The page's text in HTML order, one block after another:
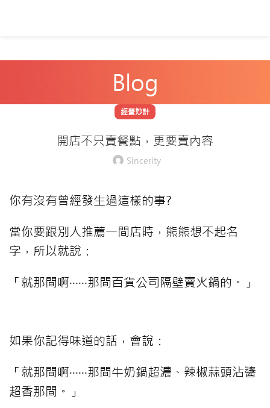
Blog
經營妙計
開店不只賣餐點，更要賣內容
Sincerity
你有沒有曾經發生過這樣的事?
當你要跟別人推薦一間店時，熊熊想不起名
字，所以就說：
「就那間啊‧‧‧‧‧‧那間百貨公司隔壁賣火鍋的。」
如果你記得味道的話，會說：
「就那間啊‧‧‧‧‧‧那間牛奶鍋超濃、辣椒蒜頭沾醬
超香那間。」